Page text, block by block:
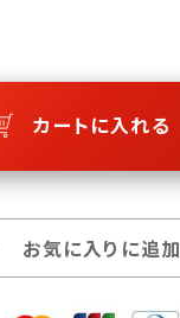
カートに入れる
お気に入りに追加